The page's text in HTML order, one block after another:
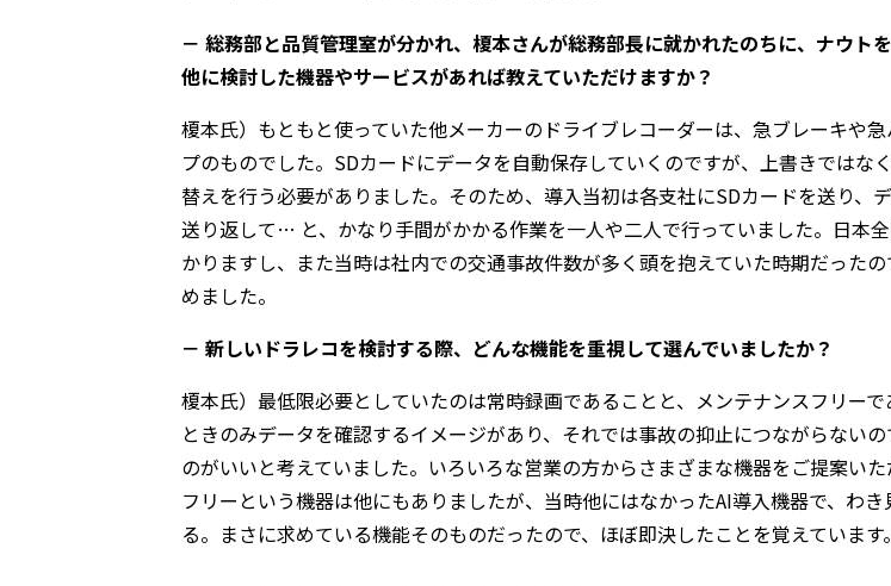
－ 総務部と品質管理室が分かれ、榎本さんが総務部長に就かれたのちに、ナウト
他に検討した機器やサービスがあれば教えていただけますか？
榎本氏）もともと使っていた他メーカーのドライブレコーダーは、急ブレーキや
プのものでした。SDカードにデータを自動保存していくのですが、上書きでは
替えを行う必要がありました。そのため、導入当初は各支社にSDカードを送り、
送り返して… と、かなり手間がかかる作業を一人や二人で行っていました。日本
かりますし、また当時は社内での交通事故件数が多く頭を抱えていた時期だった
めました。
－ 新しいドラレコを検討する際、どんな機能を重視して選んでいましたか？
榎本氏）最低限必要としていたのは常時録画であることと、メンテナンスフリー
ときのみデータを確認するイメージがあり、それでは事故の抑止につながらない
のがいいと考えていました。いろいろな営業の方からさまざまな機器をご提案い
フリーという機器は他にもありましたが、当時他にはなかったAI導入機器で、わ
る。まさに求めている機能そのものだったので、ほぼ即決したことを覚えています。